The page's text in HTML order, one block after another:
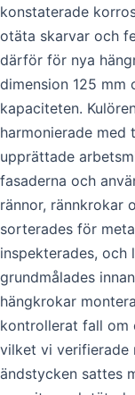
konstaterade
otäta skarvar och
därför för nya
dimension 125
kapaciteten.
harmonierade med
upprättade
fasaderna och
rännor, rännkrokar
sorterades för
inspekterades, och
grundmålades
hängkrokar
kontrollerat fall om
vilket vi verifierade
ändstycken sattes